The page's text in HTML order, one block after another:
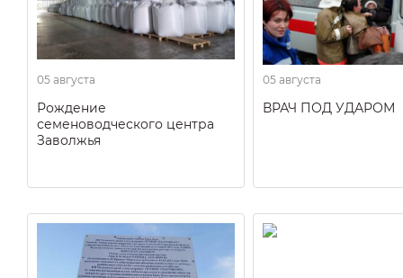
05 августа
Рождение
семеноводческого центра
Заволжья
05 августа
ВРАЧ ПОД УДАРОМ